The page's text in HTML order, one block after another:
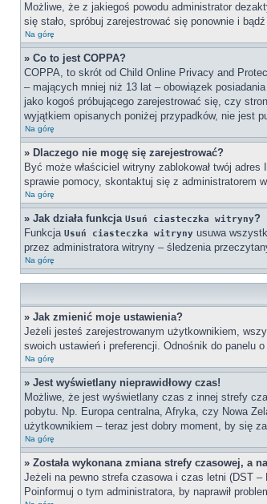
Możliwe, że z jakiegoś powodu administrator
się stało, spróbuj zarejestrować się ponownie i
Na górę
» Co to jest COPPA?
COPPA, to skrót od Child Online Privacy and
– mających mniej niż 13 lat – obowiązek
jako kogoś próbującego zarejestrować się, czy
wyjątkiem opisanych poniżej przypadków, nie jest
Na górę
» Dlaczego nie mogę się zarejestrować?
Być może właściciel witryny zablokował twój
sprawie pomocy, skontaktuj się z administratorem
Na górę
» Jak działa funkcja Usuń ciasteczka witryny?
Funkcja Usuń ciasteczka witryny usuwa
przez administratora witryny – śledzenia
Na górę
» Jak zmienić moje ustawienia?
Jeżeli jesteś zarejestrowanym użytkownikiem,
swoich ustawień i preferencji. Odnośnik do panelu o
Na górę
» Jest wyświetlany nieprawidłowy czas!
Możliwe, że jest wyświetlany czas z innej strefy
pobytu. Np. Europa centralna, Afryka, czy Nowa
użytkownikiem – teraz jest dobry moment, by się
Na górę
» Została wykonana zmiana strefy czasowej, a
Jeżeli na pewno strefa czasowa i czas letni (DST –
Poinformuj o tym administratora, by naprawił